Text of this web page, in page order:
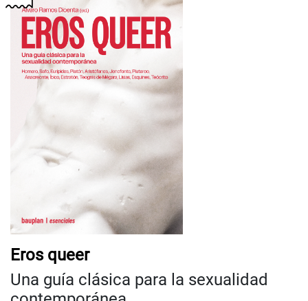
Eros queer
Una guía clásica para la sexualidad